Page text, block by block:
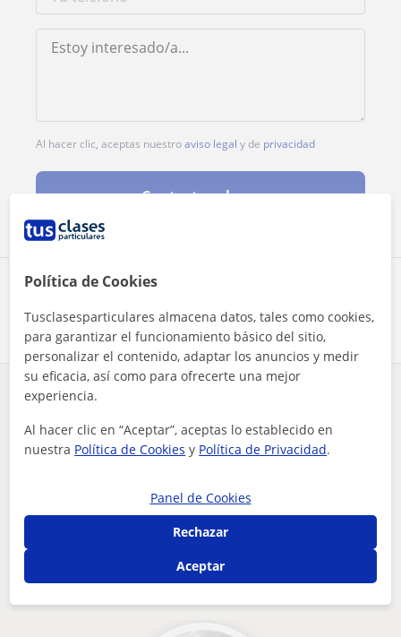
Comparte a este profesor
Al hacer clic, aceptas nuestroaviso legal y de privacidad
Contactar ahora
¿Hay algún error en este perfil?
Tus clases particulares Lengua Castellana y Literatura
Otros profesores de Lengua Castellana y
Literatura en San Lorenzo de El Escorial
que pueden interesarte
Política de Cookies
Tusclasesparticulares almacena datos, tales como cookies,
para garantizar el funcionamiento básico del sitio,
personalizar el contenido, adaptar los anuncios y medir
su eficacia, así como para ofrecerte una mejor
experiencia.
Al hacer clic en “Aceptar”, aceptas lo establecido en
nuestra Política de Cookies y Política de Privacidad.
Panel de Cookies
Rechazar
Aceptar